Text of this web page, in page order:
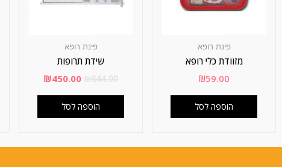
פינת רופא
מזוודת כלי רופא
₪59.00
הוספה לסל
פינת רופא
שידת תרופות
₪450.00
הוספה לסל